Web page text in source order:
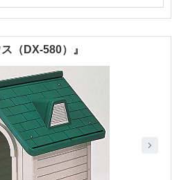
（DX-580）』